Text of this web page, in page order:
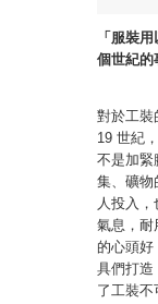
「服裝
個世紀的
對於工裝
19 世紀
不是加緊
集、礦物
人投入
氣息，耐
的心頭
具們打造
了工裝不